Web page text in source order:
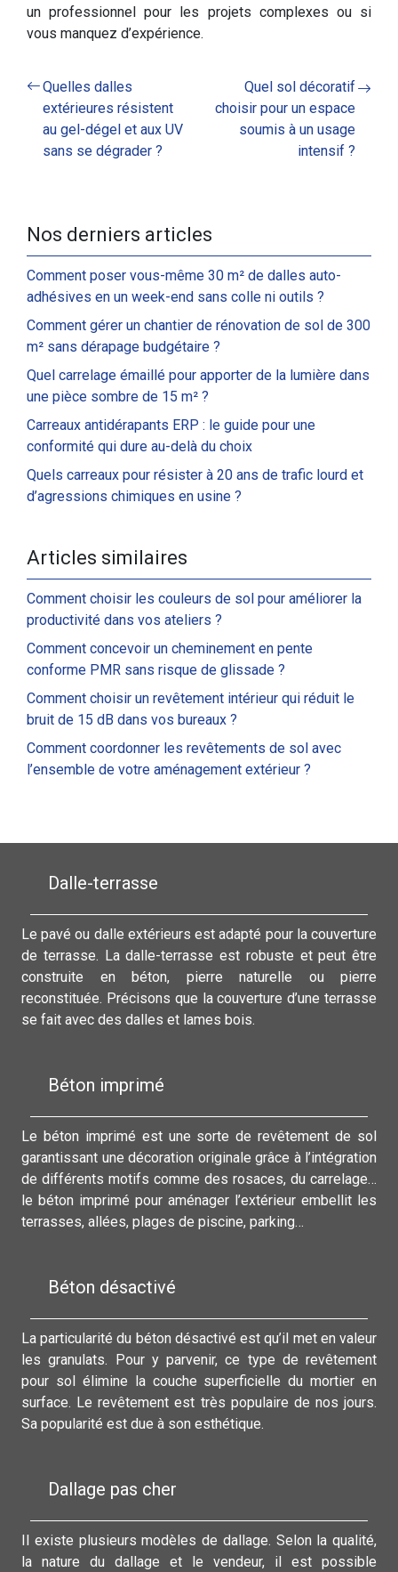
un professionnel pour les projets complexes ou si
vous manquez d’expérience.
Quelles dalles
extérieures résistent
au gel-dégel et aux UV
sans se dégrader ?
Quel sol décoratif
choisir pour un espace
soumis à un usage
intensif ?
Nos derniers articles
Comment poser vous-même 30 m² de dalles auto-
adhésives en un week-end sans colle ni outils ?
Comment gérer un chantier de rénovation de sol de 300
m² sans dérapage budgétaire ?
Quel carrelage émaillé pour apporter de la lumière dans
une pièce sombre de 15 m² ?
Carreaux antidérapants ERP : le guide pour une
conformité qui dure au-delà du choix
Quels carreaux pour résister à 20 ans de trafic lourd et
d’agressions chimiques en usine ?
Articles similaires
Comment choisir les couleurs de sol pour améliorer la
productivité dans vos ateliers ?
Comment concevoir un cheminement en pente
conforme PMR sans risque de glissade ?
Comment choisir un revêtement intérieur qui réduit le
bruit de 15 dB dans vos bureaux ?
Comment coordonner les revêtements de sol avec
l’ensemble de votre aménagement extérieur ?
Dalle-terrasse
Le pavé ou dalle extérieurs est adapté pour la couverture
de terrasse. La dalle-terrasse est robuste et peut être
construite en béton, pierre naturelle ou pierre
reconstituée. Précisons que la couverture d’une terrasse
se fait avec des dalles et lames bois.
Béton imprimé
Le béton imprimé est une sorte de revêtement de sol
garantissant une décoration originale grâce à l’intégration
de différents motifs comme des rosaces, du carrelage…
le béton imprimé pour aménager l’extérieur embellit les
terrasses, allées, plages de piscine, parking…
Béton désactivé
La particularité du béton désactivé est qu’il met en valeur
les granulats. Pour y parvenir, ce type de revêtement
pour sol élimine la couche superficielle du mortier en
surface. Le revêtement est très populaire de nos jours.
Sa popularité est due à son esthétique.
Dallage pas cher
Il existe plusieurs modèles de dallage. Selon la qualité,
la nature du dallage et le vendeur, il est possible